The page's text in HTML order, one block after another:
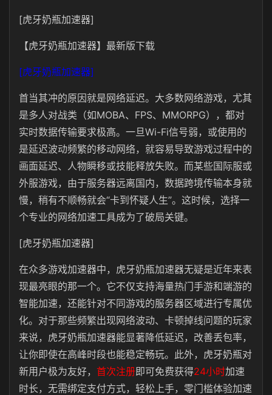
[虎牙奶瓶加速器]
【虎牙奶瓶加速器】最新版下载
[虎牙奶瓶加速器]
首当其冲的原因就是网络延迟。大多数网络游戏，尤其
是多人对战类（如MOBA、FPS、MMORPG），都对
实时数据传输要求极高。一旦Wi-Fi信号弱，或使用的
是延迟波动频繁的移动网络，就容易导致游戏过程中的
画面延迟、人物瞬移或技能释放失败。而某些国际服或
外服游戏，由于服务器远离国内，数据跨境传输本身就
慢，稍有不顺畅就会“卡到怀疑人生”。这时候，选择一
个专业的网络加速工具成为了破局关键。
[虎牙奶瓶加速器]
在众多游戏加速器中，虎牙奶瓶加速器无疑是近年来表
现最亮眼的那一个。它不仅支持海量热门手游和端游的
智能加速，还能针对不同游戏的服务器区域进行专属优
化。对于那些频繁出现网络波动、卡顿掉线问题的玩家
来说，虎牙奶瓶加速器能显著降低延迟，改善丢包率，
让你即使在高峰时段也能稳定畅玩。此外，虎牙奶瓶对
新用户极为友好， 首次注册即可免费获得24小时加速
时长，无需绑定支付方式，轻松上手，零门槛体验加速